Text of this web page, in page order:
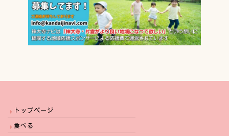
トップページ
食べる